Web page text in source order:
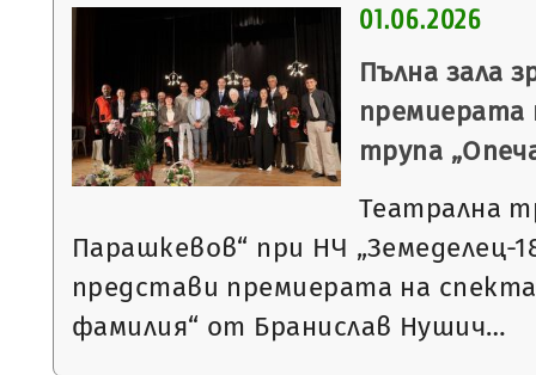
01.06.2026
Пълна зала
премиерата
трупа
Театрална
Парашкевов“ при НЧ „Земеделец-
представи премиерата на
фамилия“ от Бранислав Нушич…